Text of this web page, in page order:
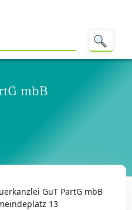
mbB
GuT PartG mbB
13